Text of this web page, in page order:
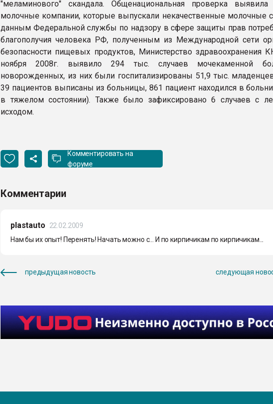
"меламинового" скандала. Общенациональная проверка
молочные компании, которые выпускали некачественные молочные
данным Федеральной службы по надзору в сфере защиты прав
благополучия человека РФ, полученным из Международной сети
безопасности пищевых продуктов, Министерство здравоохранения
ноября 2008г. выявило 294 тыс. случаев мочекаменной
новорожденных, из них были госпитализированы 51,9 тыс.
39 пациентов выписаны из больницы, 861 пациент находился в
в тяжелом состоянии). Также было зафиксировано 6 случаев с
исходом.
Комментировать на
форуме
Комментарии
plastauto
22.02.2009
Нам бы их опыт! Перенять! Начать можно с... И по кирпичикам по кирпичикам...
предыдущая новость следующая